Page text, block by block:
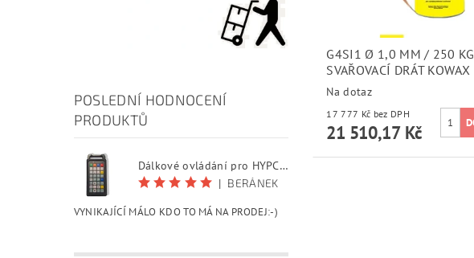
POSLEDNÍ HODNOCENÍ
PRODUKTŮ
Dálkové ovládání pro HYPCUT software
| BERÁNEK
VYNIKAJÍCÍ MÁLO KDO TO MÁ NA PRODEJ:-)
G4SI1 Ø 1,0 MM / 250 KG
SVAŘOVACÍ DRÁT KOWAX
Na dotaz
17 777 Kč bez DPH
21 510,17 Kč